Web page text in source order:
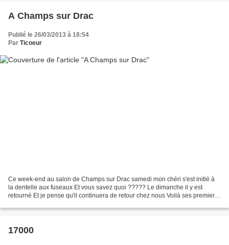
A Champs sur Drac
Publié le 26/03/2013 à 18:54
Par Ticoeur
Ce week-end au salon de Champs sur Drac samedi mon chéri s'est initié à
la dentelle aux fuseaux Et vous savez quoi ????? Le dimanche il y est
retourné Et je pense qu'il continuera de retour chez nous Voilà ses premiers
17000